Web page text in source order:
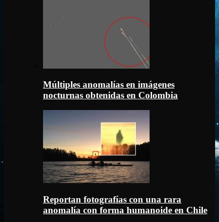
Múltiples anomalías en imágenes
nocturnas obtenidas en Colombia
Reportan fotografías con una rara
anomalía con forma humanoide en Chile